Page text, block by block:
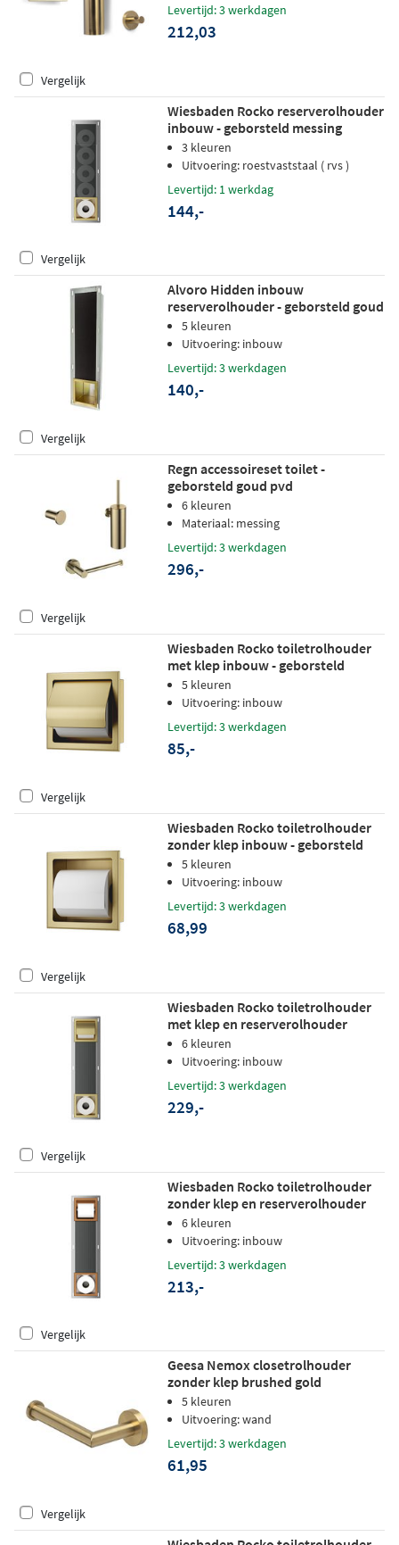
Levertijd: 3 werkdagen
212,03
Vergelijk
Wiesbaden Rocko reserverolhouder
inbouw - geborsteld messing
3 kleuren
Uitvoering: roestvaststaal ( rvs )
Levertijd: 1 werkdag
144,-
Vergelijk
Alvoro Hidden inbouw
reserverolhouder - geborsteld goud
PVD5 kleuren
Uitvoering: inbouw
Levertijd: 3 werkdagen
140,-
Vergelijk
Regn accessoireset toilet -
geborsteld goud pvd
6 kleuren
Materiaal: messing
Levertijd: 3 werkdagen
296,-
Vergelijk
Wiesbaden Rocko toiletrolhouder
met klep inbouw - geborsteld
messing
5 kleuren
Uitvoering: inbouw
Levertijd: 3 werkdagen
85,-
Vergelijk
Wiesbaden Rocko toiletrolhouder
zonder klep inbouw - geborsteld
messing
5 kleuren
Uitvoering: inbouw
Levertijd: 3 werkdagen
68,99
Vergelijk
Wiesbaden Rocko toiletrolhouder
met klep en reserverolhouder
inbouw - geborsteld messing
6 kleuren
Uitvoering: inbouw
Levertijd: 3 werkdagen
229,-
Vergelijk
Wiesbaden Rocko toiletrolhouder
zonder klep en reserverolhouder
inbouw - geborsteld brons koper
6 kleuren
Uitvoering: inbouw
Levertijd: 3 werkdagen
213,-
Vergelijk
Geesa Nemox closetrolhouder
zonder klep brushed gold
5 kleuren
Uitvoering: wand
Levertijd: 3 werkdagen
61,95
Vergelijk